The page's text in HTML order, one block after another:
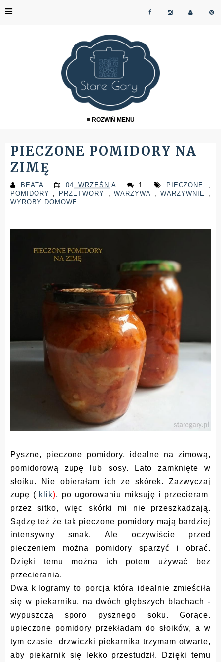
≡
≡ ROZWIŃ MENU
PIECZONE POMIDORY NA
ZIMĘ
BEATA 04 WRZEŚNIA 1 PIECZONE ,
POMIDORY , PRZETWORY ,WARZYWA , WARZYWNIE ,
WYROBY DOMOWE
Pyszne, pieczone pomidory, idealne na zimową,
pomidorową zupę lub sosy. Lato zamknięte w
słoiku.
Nie obierałam ich ze skórek. Zazwyczaj
zupę ( klik), po ugorowaniu miksuję i przecieram
przez sitko, więc skórki mi nie przeszkadzają.
Sądzę też że tak pieczone pomidory mają bardziej
intensywny smak. Ale oczywiście przed
pieczeniem można pomidory sparzyć i obrać.
Dzięki temu można ich potem używać bez
przecierania.
Dwa kilogramy to porcja która idealnie zmieściła
się w piekarniku, na dwóch głębszych blachach -
wypuszczą sporo pysznego soku. Gorące,
upieczone pomidory przekładam do słoików, a w
tym czasie drzwiczki piekarnika trzymam otwarte,
aby piekarnik się lekko przestudził. Dzięki temu